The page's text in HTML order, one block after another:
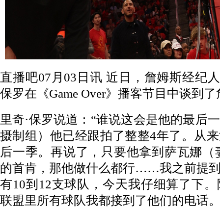
直播吧07月03日讯 近日，詹姆斯经纪
保罗在《Game Over》播客节目中谈到
里奇·保罗说道：“谁说这会是他的最后
摄制组）他已经跟拍了整整4年了。从
后一季。再说了，只要他拿到萨瓦娜
的首肯，那他做什么都行……我之前提
有10到12支球队，今天我仔细算了下
联盟里所有球队我都接到了他们的电话